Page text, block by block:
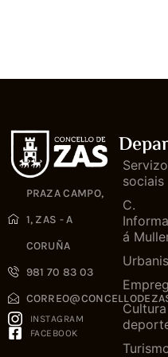
PRAZA CAMPO,
1, ZAS - A
CORUÑA
981 70 83 03
INSTAGRAM
FACEBOOK
sociais
C.
á